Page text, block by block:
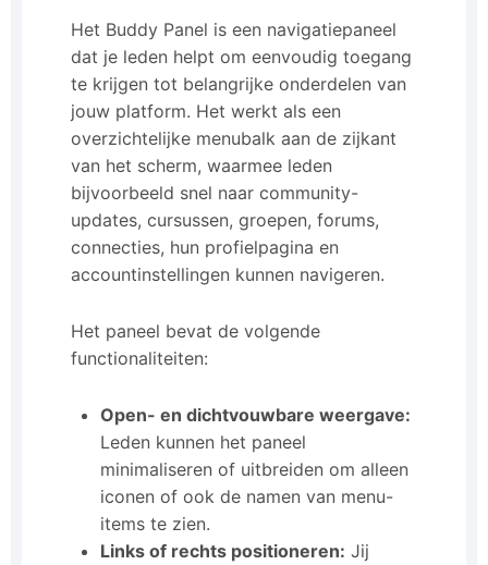
Het Buddy Panel is een navigatiepaneel
dat je leden helpt om eenvoudig toegang
te krijgen tot belangrijke onderdelen van
jouw platform. Het werkt als een
overzichtelijke menubalk aan de zijkant
van het scherm, waarmee leden
bijvoorbeeld snel naar community-
updates, cursussen, groepen, forums,
connecties, hun profielpagina en
accountinstellingen kunnen navigeren.
Het paneel bevat de volgende
functionaliteiten:
Open- en dichtvouwbare weergave:
Leden kunnen het paneel
minimaliseren of uitbreiden om alleen
iconen of ook de namen van menu-
items te zien.
Links of rechts positioneren: Jij